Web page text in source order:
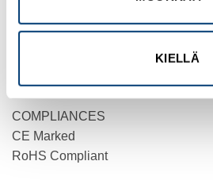
KIELLÄ
15 mm
COMPLIANCES
CE Marked
RoHS Compliant